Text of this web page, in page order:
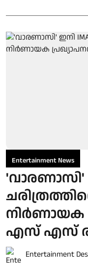
Entertainment News
'വാരണാസി'
നിർണായക
എസ് എസ്
Entertainment